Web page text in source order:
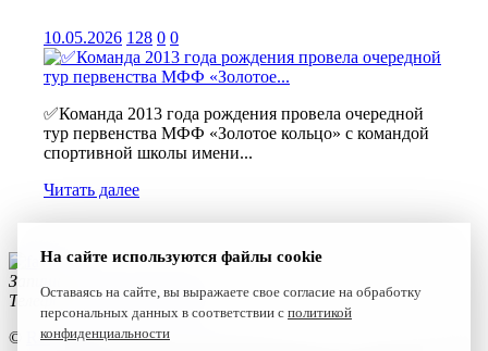
10.05.2026 128 0 0
✅Команда 2013 года рождения провела очередной
тур первенства МФФ «Золотое кольцо» с командой
спортивной школы имени...
Читать далее
Запишитесь к нам сегодня!
Телефон:+7(4922) 47-06-22
©
Reset 2021
На сайте используются файлы cookie
Оставаясь на сайте, вы выражаете свое согласие на обработку
персональных данных в соответствии с политикой
конфиденциальности